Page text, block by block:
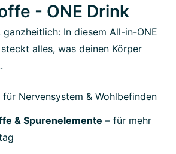
- ONE Drink
In diesem All-in-ONE
alles, was deinen Körper
für Nervensystem & Wohlbefinden
& Spurenelemente – für mehr